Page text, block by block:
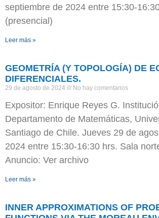
septiembre de 2024 entre 15:30-
(presencial)
Leer más »
GEOMETRÍA (Y TOPOLOGÍA) DE
DIFERENCIALES.
29 de agosto de 2024 No hay comentarios
Expositor: Enrique Reyes G.
Departamento de Matemáticas,
Santiago de Chile. Jueves 29 de
2024 entre 15:30-16:30 hrs. Sala
Anuncio: Ver archivo
Leer más »
INNER APPROXIMATIONS OF